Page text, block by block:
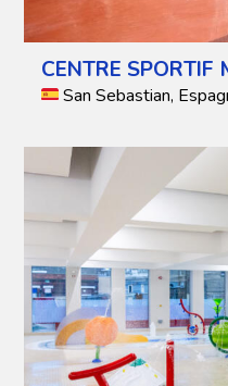
CENTRE SPORTIF
San Sebastian,